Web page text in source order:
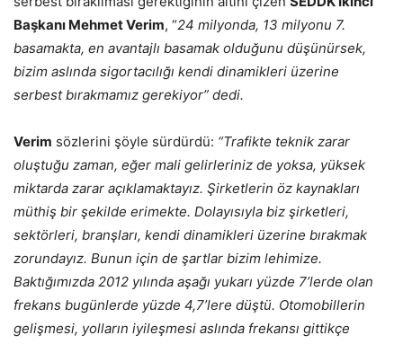
Başkanı Mehmet Verim, “24 milyonda, 13 milyonu 7.
basamakta, en avantajlı basamak olduğunu düşünürsek,
bizim aslında sigortacılığı kendi dinamikleri üzerine
serbest bırakmamız gerekiyor” dedi.
Verim sözlerini şöyle sürdürdü: “Trafikte teknik zarar
oluştuğu zaman, eğer mali gelirleriniz de yoksa, yüksek
miktarda zarar açıklamaktayız. Şirketlerin öz kaynakları
müthiş bir şekilde erimekte. Dolayısıyla biz şirketleri,
sektörleri, branşları, kendi dinamikleri üzerine bırakmak
zorundayız. Bunun için de şartlar bizim lehimize.
Baktığımızda 2012 yılında aşağı yukarı yüzde 7’lerde olan
frekans bugünlerde yüzde 4,7’lere düştü. Otomobillerin
gelişmesi, yolların iyileşmesi aslında frekansı gittikçe